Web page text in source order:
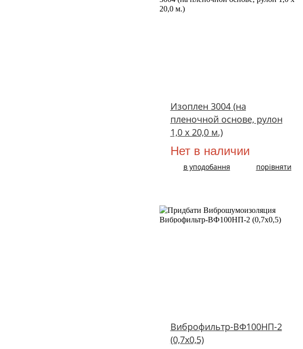
Изоплен 3004 (на
пленочной основе, рулон
1,0 х 20,0 м.)
Нет в наличии
в уподобання порівняти
ХIТ!
Виброфильтр-ВФ100НП-2
(0,7х0,5)